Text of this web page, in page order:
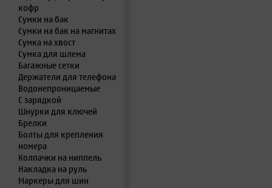
кофр
Сумки на бак
Сумки на бак на магнитах
Сумка на хвост
Сумка для шлема
Багажные сетки
Держатели для телефона
Водонепроницаемые
С зарядкой
Шнурки для ключей
Брелки
Болты для крепления
номера
Колпачки на ниппель
Накладка на руль
Маркеры для шин